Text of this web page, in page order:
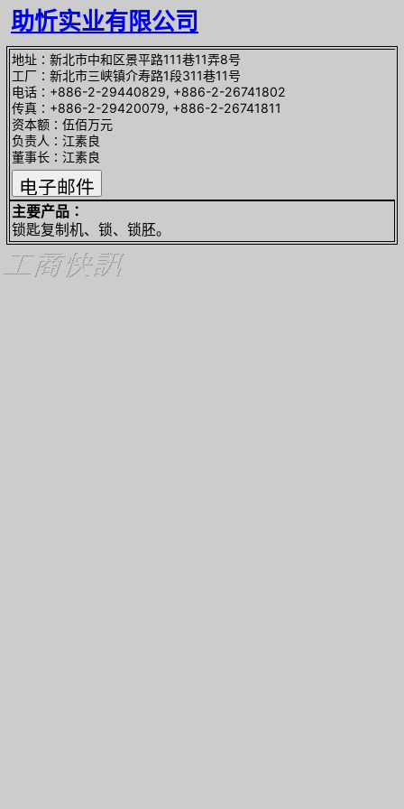
助忻实业有限公司
地址∶新北市中和区景平路111巷11弄8号
工厂∶新北市三峡镇介寿路1段311巷11号
电话∶+886-2-29440829, +886-2-26741802
传真∶+886-2-29420079, +886-2-26741811
资本额∶伍佰万元
负责人∶江素良
董事长∶江素良
主要产品∶
锁匙复制机、锁、锁胚。